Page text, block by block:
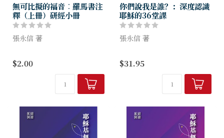
無可比擬的福音︰羅馬書注
釋（上冊）研經小冊
張永信 著
經之用。
$2.00
你們說我是誰？：深度認識
耶穌的36堂課
張永信 著
羅馬權勢下的博奕者？
猶太社羣的絕世拉比？
先知眼中的理想君王？
逆轉罪性的末後亞當？
當耶穌問門徒：「你們說，我
是誰...
$31.95